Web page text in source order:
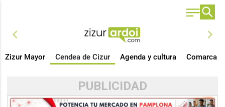
chevron_left chevron_right
Zizur Mayor Cendea de Cizur Agenda y cultura Comarca
PUBLICIDAD